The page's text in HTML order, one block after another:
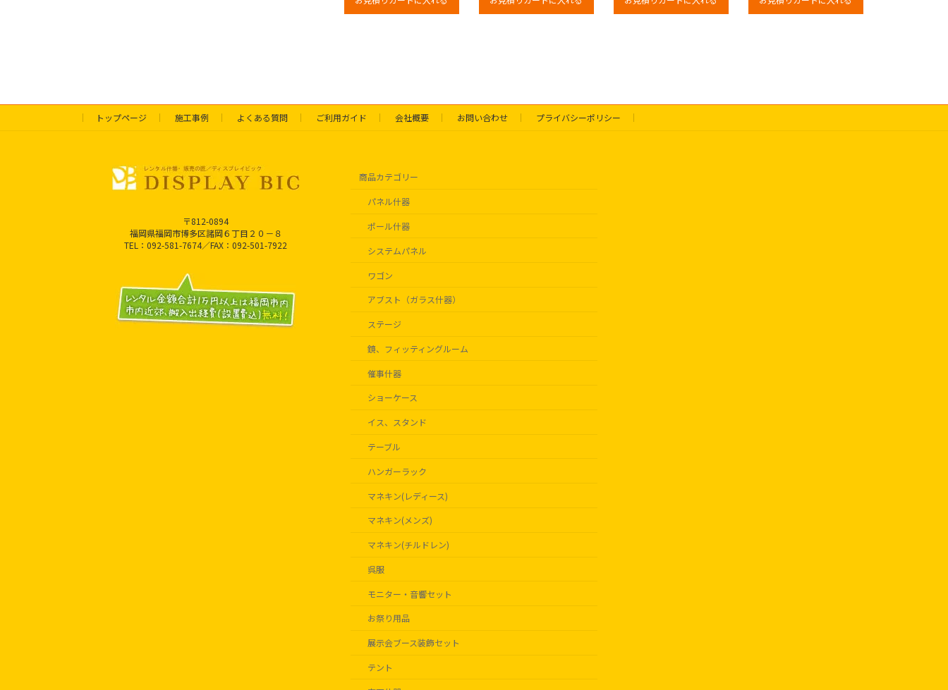
トップページ 施工事例 よくある質問 ご利用ガイド 会社概要 お問い合わせ プライバシーポリシー
〒812-0894
福岡県福岡市博多区諸岡６丁目２０－８
TEL：092-581-7674／FAX：092-501-7922
商品カテゴリー
パネル什器
ポール什器
システムパネル
ワゴン
アブスト（ガラス什器）
ステージ
鏡、フィッティングルーム
催事什器
ショーケース
イス、スタンド
テーブル
ハンガーラック
マネキン(レディース)
マネキン(メンズ)
マネキン(チルドレン)
呉服
モニター・音響セット
お祭り用品
展示会ブース装飾セット
テント